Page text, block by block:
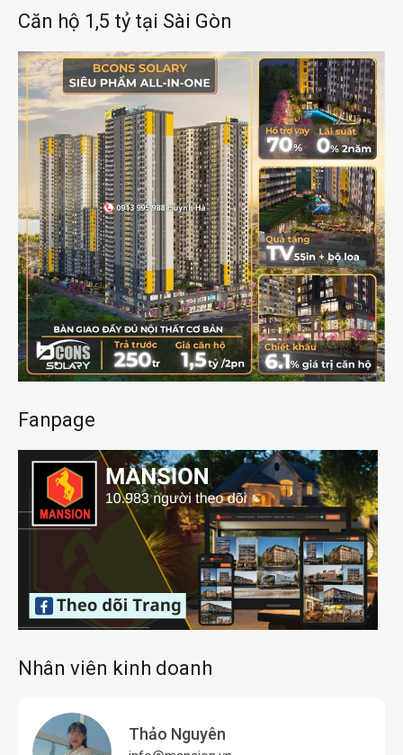
Căn hộ 1,5 tỷ tại Sài Gòn
Fanpage
Nhân viên kinh doanh
Thảo Nguyên